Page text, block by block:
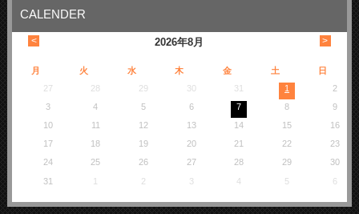
CALENDER
2026年8月
< >
月 火 水 木 金 土
日
27
28 29 30 31 1
2
3
4 5 6 7 8
9
10
11 12 13 14 15
16
17
18 19 20 21 22
23
24
25 26 27 28 29
30
31
1 2 3 4 5 6